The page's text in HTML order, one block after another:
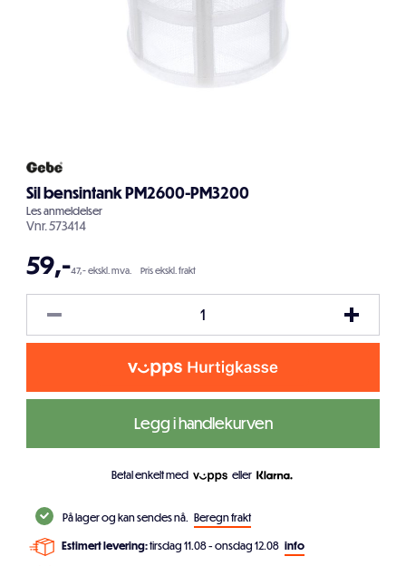
Sil bensintank PM2600-PM3200
Lesanmeldelser
Vnr.573414
59,-47,- ekskl. mva. Pris ekskl. frakt
Legg i handlekurven
Betal enkelt med eller
På lager og kan sendes nå. Beregn frakt
Estimert levering:tirsdag 11.08 - onsdag 12.08 info